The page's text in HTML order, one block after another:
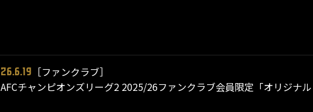
26.6.19
［ファンクラブ］
AFCチャンピオンズリーグ2 2025/26ファンクラブ会員限定「オリジナ